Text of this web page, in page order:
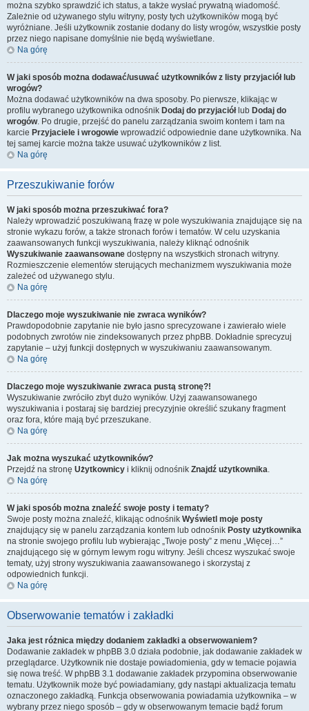
można szybko sprawdzić ich status, a także wysłać prywatną wiadomość.
Zależnie od używanego stylu witryny, posty tych użytkowników mogą być
wyróżniane. Jeśli użytkownik zostanie dodany do listy wrogów, wszystkie posty
przez niego napisane domyślnie nie będą wyświetlane.
Na górę
W jaki sposób można dodawać/usuwać użytkowników z listy przyjaciół lub
wrogów?
Można dodawać użytkowników na dwa sposoby. Po pierwsze, klikając w
profilu wybranego użytkownika odnośnik Dodaj do przyjaciółlub Dodaj do
wrogów. Po drugie, przejść do panelu zarządzania swoim kontem i tam na
karcie Przyjaciele i wrogowie wprowadzić odpowiednie dane użytkownika. Na
tej samej karcie można także usuwać użytkowników z list.
Na górę
Przeszukiwanie forów
W jaki sposób można przeszukiwać fora?
Należy wprowadzić poszukiwaną frazę w pole wyszukiwania znajdujące się na
stronie wykazu forów, a także stronach forów i tematów. W celu uzyskania
zaawansowanych funkcji wyszukiwania, należy kliknąć odnośnik
Wyszukiwanie zaawansowane dostępny na wszystkich stronach witryny.
Rozmieszczenie elementów sterujących mechanizmem wyszukiwania może
zależeć od używanego stylu.
Na górę
Dlaczego moje wyszukiwanie nie zwraca wyników?
Prawdopodobnie zapytanie nie było jasno sprecyzowane i zawierało wiele
podobnych zwrotów nie zindeksowanych przez phpBB. Dokładnie sprecyzuj
zapytanie – użyj funkcji dostępnych w wyszukiwaniu zaawansowanym.
Na górę
Dlaczego moje wyszukiwanie zwraca pustą stronę?!
Wyszukiwanie zwróciło zbyt dużo wyników. Użyj zaawansowanego
wyszukiwania i postaraj się bardziej precyzyjnie określić szukany fragment
oraz fora, które mają być przeszukane.
Na górę
Jak można wyszukać użytkowników?
Przejdź na stronę Użytkownicy i kliknij odnośnik Znajdź użytkownika.
Na górę
W jaki sposób można znaleźć swoje posty i tematy?
Swoje posty można znaleźć, klikając odnośnik Wyświetl moje posty
znajdujący się w panelu zarządzania kontem lub odnośnik Posty użytkownika
na stronie swojego profilu lub wybierając „Twoje posty” z menu „Więcej…”
znajdującego się w górnym lewym rogu witryny. Jeśli chcesz wyszukać swoje
tematy, użyj strony wyszukiwania zaawansowanego i skorzystaj z
odpowiednich funkcji.
Na górę
Obserwowanie tematów i zakładki
Jaka jest różnica między dodaniem zakładki a obserwowaniem?
Dodawanie zakładek w phpBB 3.0 działa podobnie, jak dodawanie zakładek w
przeglądarce. Użytkownik nie dostaje powiadomienia, gdy w temacie pojawia
się nowa treść. W phpBB 3.1 dodawanie zakładek przypomina obserwowanie
tematu. Użytkownik może być powiadamiany, gdy nastąpi aktualizacja tematu
oznaczonego zakładką. Funkcja obserwowania powiadamia użytkownika – w
wybrany przez niego sposób – gdy w obserwowanym temacie bądź forum